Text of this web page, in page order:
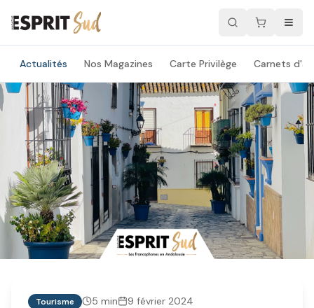
Actualités Nos Magazines Carte Privilège Carnets
Tourisme 5 min 9 février 2024